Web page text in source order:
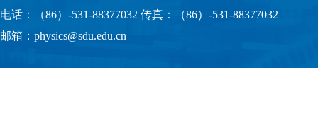
电话：（86）-531-88377032 传真：（86）-531-88377032
邮箱：physics@sdu.edu.cn